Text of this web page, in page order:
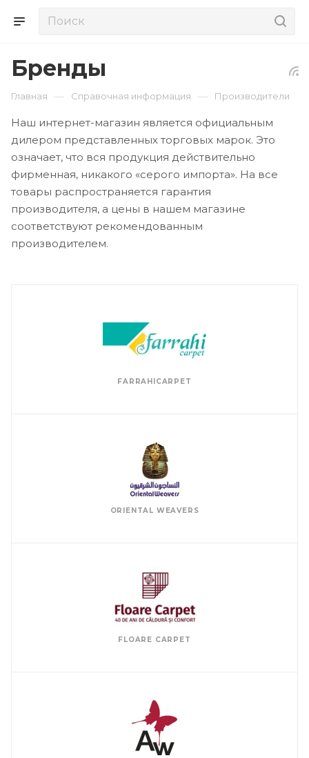
Бренды
Главная — Справочная информация — Производители
Наш интернет-магазин является официальным
дилером представленных торговых марок. Это
означает, что вся продукция действительно
фирменная, никакого «серого импорта». На все
товары распространяется гарантия
производителя, а цены в нашем магазине
соответствуют рекомендованным
производителем.
FARRAHICARPET
ORIENTAL WEAVERS
FLOARE CARPET